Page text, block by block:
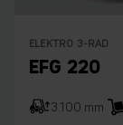
ELEKTRO 3-RAD
EFG 220
3.100 mm